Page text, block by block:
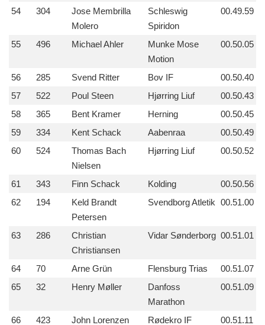
54
304
Jose Membrilla
Molero
Schleswig
Spiridon
00.49.59
55 496 Michael Ahler
Munke Mose
Motion
00.50.05
56 285 Svend Ritter Bov IF
00.50.40
57
522 Poul Steen Hjørring Liuf
00.50.43
58
365 Bent Kramer Herning
00.50.45
59
334 Kent Schack Aabenraa
00.50.49
60
524
Thomas Bach
Nielsen
Hjørring Liuf 00.50.52
61 343 Finn Schack Kolding
00.50.56
62
194
Keld Brandt
Petersen
Svendborg Atletik 00.51.00
63 286
Christian
Christiansen
Vidar Sønderborg 00.51.01
64 70 Arne Grün Flensburg Trias
00.51.07
65
32 Henry Møller
Danfoss
Marathon
00.51.09
66 423 John Lorenzen Rødekro IF
00.51.11